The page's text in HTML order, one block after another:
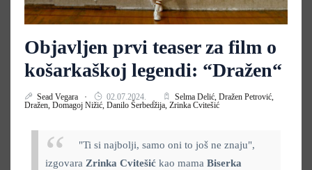
Objavljen prvi teaser za film o
košarkaškoj legendi: “Dražen“
Sead Vegara 02.07.2024. Selma Delić, Dražen Petrović,
Dražen, Domagoj Nižić, Danilo Šerbedžija, Zrinka Cvitešić
"Ti si najbolji, samo oni to još ne znaju",
izgovara Zrinka Cvitešić kao mama Biserka